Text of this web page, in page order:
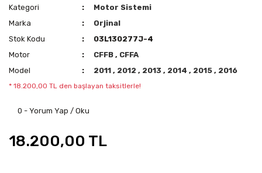
Kategori
Motor Sistemi
Marka
Orjinal
Stok Kodu
03L130277J-4
Motor
CFFB, CFFA
Model
2011, 2012, 2013, 2014, 2015, 2016
* 18.200,00 TL den başlayan taksitlerle!
0 - Yorum Yap / Oku
18.200,00 TL